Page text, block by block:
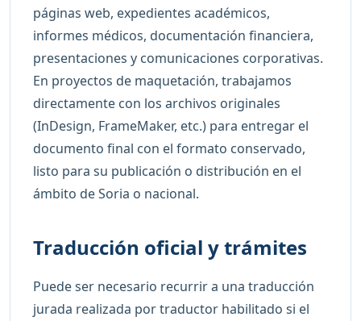
páginas web, expedientes académicos,
informes médicos, documentación financiera,
presentaciones y comunicaciones corporativas.
En proyectos de maquetación, trabajamos
directamente con los archivos originales
(InDesign, FrameMaker, etc.) para entregar el
documento final con el formato conservado,
listo para su publicación o distribución en el
ámbito de Soria o nacional.
Traducción oficial y trámites
Puede ser necesario recurrir a una traducción
jurada realizada por traductor habilitado si el